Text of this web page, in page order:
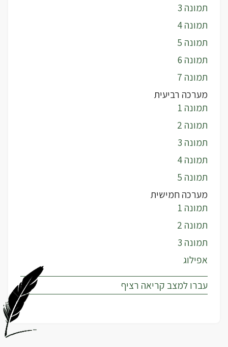
תמונה 3
תמונה 4
תמונה 5
תמונה 6
תמונה 7
מערכה רביעית
תמונה 1
תמונה 2
תמונה 3
תמונה 4
תמונה 5
מערכה חמישית
תמונה 1
תמונה 2
תמונה 3
אפילוג
עברו למצב קריאה רציף